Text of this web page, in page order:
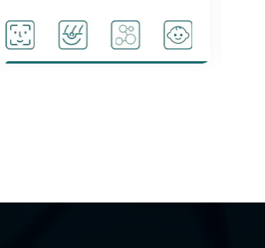
Degreasing
Pale yellow gas
Acne care